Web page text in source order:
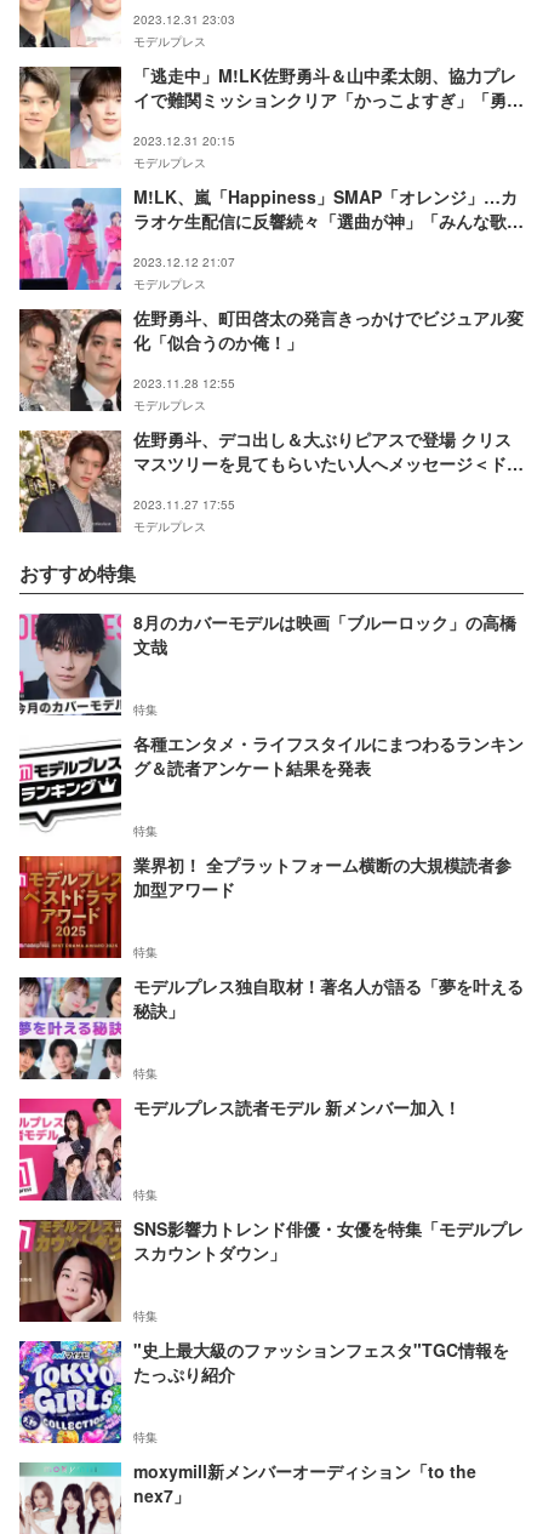
2023.12.31 23:03
モデルプレス
「逃走中」M!LK佐野勇斗＆山中柔太朗、協力プレ
イで難関ミッションクリア「かっこよすぎ」「勇
2023.12.31 20:15
モデルプレス
M!LK、嵐「Happiness」SMAP「オレンジ」…カ
ラオケ生配信に反響続々「選曲が神」「みんな歌上
2023.12.12 21:07
モデルプレス
佐野勇斗、町田啓太の発言きっかけでビジュアル変
化「似合うのか俺！」
2023.11.28 12:55
モデルプレス
佐野勇斗、デコ出し＆大ぶりピアスで登場 クリス
マスツリーを見てもらいたい人へメッセージ＜ドル
2023.11.27 17:55
モデルプレス
おすすめ特集
8月のカバーモデルは映画「ブルーロック」の高橋
文哉
特集
各種エンタメ・ライフスタイルにまつわるランキン
グ＆読者アンケート結果を発表
特集
業界初！ 全プラットフォーム横断の大規模読者参
加型アワード
特集
モデルプレス独自取材！著名人が語る「夢を叶える
秘訣」
特集
モデルプレス読者モデル 新メンバー加入！
特集
SNS影響力トレンド俳優・女優を特集「モデルプレ
スカウントダウン」
特集
"史上最大級のファッションフェスタ"TGC情報を
たっぷり紹介
特集
moxymill新メンバーオーディション「to the
nex7」